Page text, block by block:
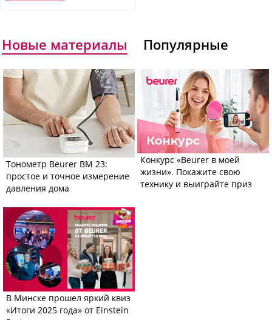
Новые материалы Популярные
Тонометр Beurer BM 23:
простое и точное измерение
давления дома
Конкурс «Beurer в моей
жизни». Покажите свою
технику и выиграйте приз
В Минске прошел яркий квиз
«Итоги 2025 года» от Einstein